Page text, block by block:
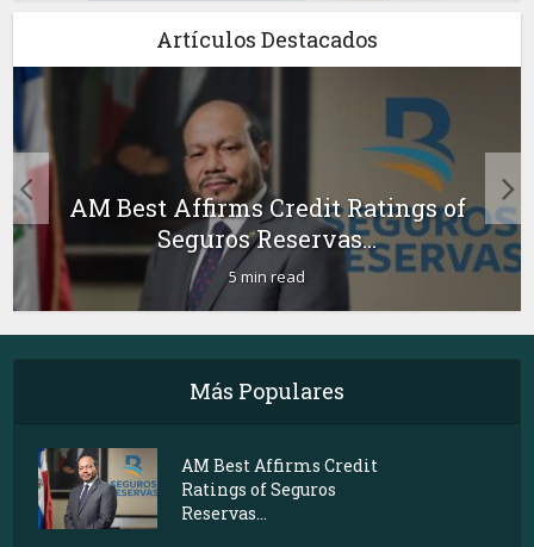
Artículos Destacados
AM Best Affirms Credit Ratings of
Seguros Reservas...
5 min read
Más Populares
AM Best Affirms Credit
Ratings of Seguros
Reservas...